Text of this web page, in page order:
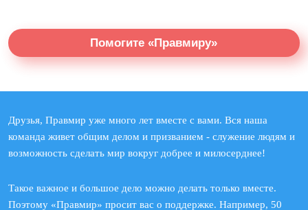
Помогите «Правмиру»
Друзья, Правмир уже много лет вместе с вами. Вся наша
команда живет общим делом и призванием - служение людям и
возможность сделать мир вокруг добрее и милосерднее!
Такое важное и большое дело можно делать только вместе.
Поэтому «Правмир» просит вас о поддержке. Например, 50